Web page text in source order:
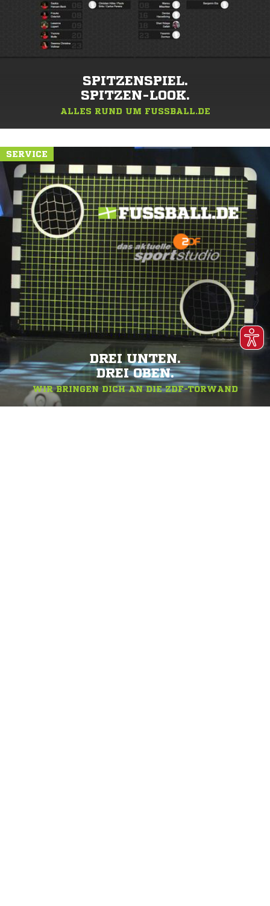
SPITZENSPIEL.
SPITZEN-LOOK.
ALLES RUND UM FUSSBALL.DE
SERVICE
DREI UNTEN.
DREI OBEN.
WIR BRINGEN DICH AN DIE ZDF-TORWAND